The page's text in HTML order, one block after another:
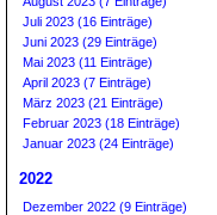
Juli 2023 (16 Einträge)
Juni 2023 (29 Einträge)
Mai 2023 (11 Einträge)
April 2023 (7 Einträge)
März 2023 (21 Einträge)
Februar 2023 (18 Einträge)
Januar 2023 (24 Einträge)
2022
Dezember 2022 (9 Einträge)